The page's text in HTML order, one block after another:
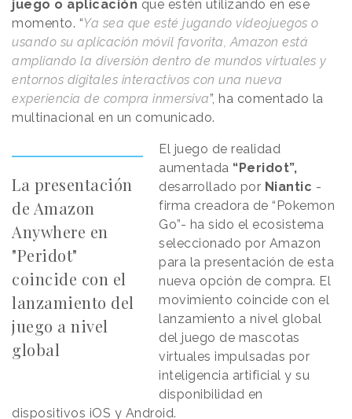
juego o aplicación que estén utilizando en ese
momento. “Ya sea que esté jugando videojuegos o
usando su aplicación móvil favorita, Amazon está
ampliando la diversión dentro de mundos virtuales y
entornos digitales interactivos con una nueva
experiencia de compra inmersiva”, ha comentado la
multinacional en un comunicado.
La presentación
de Amazon
Anywhere en
"Peridot"
coincide con el
lanzamiento del
juego a nivel
global
El juego de realidad
aumentada “Peridot”,
desarrollado por Niantic -
firma creadora de “Pokemon
Go”- ha sido el ecosistema
seleccionado por Amazon
para la presentación de esta
nueva opción de compra. El
movimiento coincide con el
lanzamiento a nivel global
del juego de mascotas
virtuales impulsadas por
inteligencia artificial y su
disponibilidad en
dispositivos iOS y Android.